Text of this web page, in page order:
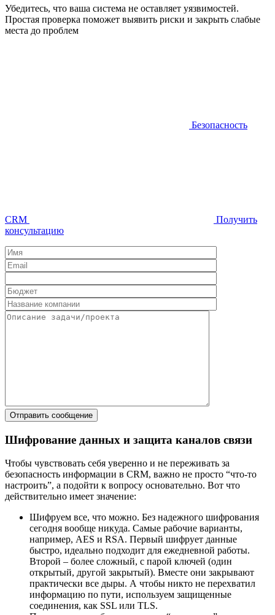
Убедитесь, что ваша система не оставляет уязвимостей.
Простая проверка поможет выявить риски и закрыть слабые
места до проблем
Безопасность
CRM
Получить
консультацию
Шифрование данных и защита каналов связи
Чтобы чувствовать себя уверенно и не переживать за
безопасность информации в CRM, важно не просто “что-то
настроить”, а подойти к вопросу основательно. Вот что
действительно имеет значение:
Шифруем все, что можно. Без надежного шифрования
сегодня вообще никуда. Самые рабочие варианты,
например, AES и RSA. Первый шифрует данные
быстро, идеально подходит для ежедневной работы.
Второй – более сложный, с парой ключей (один
открытый, другой закрытый). Вместе они закрывают
практически все дыры. А чтобы никто не перехватил
информацию по пути, используем защищенные
соединения, как SSL или TLS.